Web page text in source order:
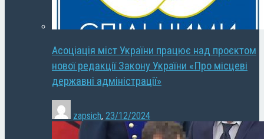
Асоціація міст України працює над проєктом
нової редакції Закону України «Про місцеві
державні адміністрації»
zapsich, 23/12/2024